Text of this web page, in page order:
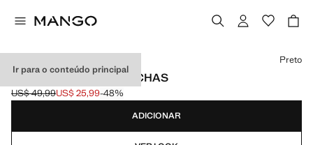
Ir para o conteúdo principal
MINICALÇÕES COM TACHAS
Preço inicial riscado [US$ 49,99 ]
US$ 49,99
Preço atual [US$ 25,99 ]
US$ 25,99-48%
Selecione uma cor
Preto
ADICIONAR